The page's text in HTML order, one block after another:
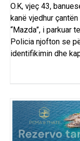
O.K, vjeç 43,
kanë vjedhur
“Mazda”, i parkuar
Policia njofton se
identifikimin dhe